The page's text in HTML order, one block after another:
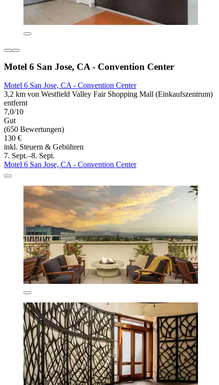
Motel 6 San Jose, CA - Convention Center
Motel 6 San Jose, CA - Convention Center
3,2 km von Westfield Valley Fair Shopping Mall (Einkaufszentrum)
entfernt
7,0/10
Gut
(650 Bewertungen)
130 €
inkl. Steuern & Gebühren
7. Sept.–8. Sept.
Motel 6 San Jose, CA - Convention Center